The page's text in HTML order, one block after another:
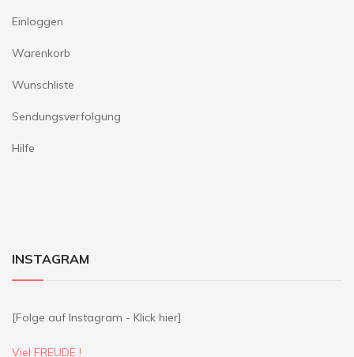
Einloggen
Warenkorb
Wunschliste
Sendungsverfolgung
Hilfe
INSTAGRAM
[Folge auf Instagram - Klick hier]
Viel FREUDE !